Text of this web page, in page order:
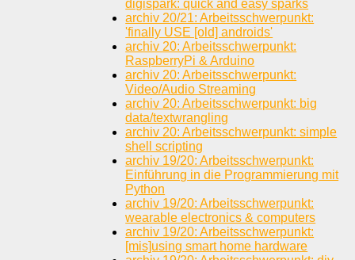
digispark: quick and easy sparks
archiv 20/21: Arbeitsschwerpunkt:
'finally USE [old] androids'
archiv 20: Arbeitsschwerpunkt:
RaspberryPi & Arduino
archiv 20: Arbeitsschwerpunkt:
Video/Audio Streaming
archiv 20: Arbeitsschwerpunkt: big
data/textwrangling
archiv 20: Arbeitsschwerpunkt: simple
shell scripting
archiv 19/20: Arbeitsschwerpunkt:
Einführung in die Programmierung mit
Python
archiv 19/20: Arbeitsschwerpunkt:
wearable electronics & computers
archiv 19/20: Arbeitsschwerpunkt:
[mis]using smart home hardware